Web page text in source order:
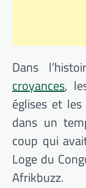
Dans
croyances,
églises et
dans un
coup qui
Loge du
Afrikbuzz.